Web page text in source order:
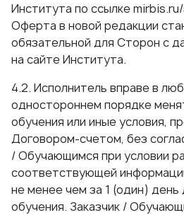
Института по ссылке
Оферта в новой редакции
обязательной для Сторон с
на сайте Института.
4.2. Исполнитель вправе в
одностороннем порядке
обучения или иные условия,
Договором-счетом, без
/ Обучающимся при условии
соответствующей
не менее чем за 1 (один) день
обучения. Заказчик /